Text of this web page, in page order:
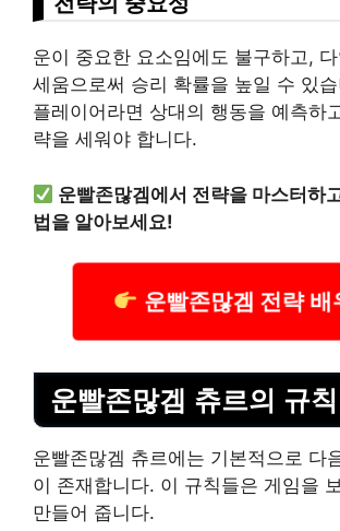
운이 중요한 요소임에도 불구하고,
세움으로써 승리 확률을 높일 수 있
플레이어라면 상대의 행동을 예측하
략을 세워야 합니다.
운빨존많겜에서 전략을 마스터하
법을 알아보세요!
운빨존많겜 전략 배
운빨존많겜 츄르의 규칙
운빨존많겜 츄르에는 기본적으로 다
이 존재합니다. 이 규칙들은 게임을
만들어 줍니다.